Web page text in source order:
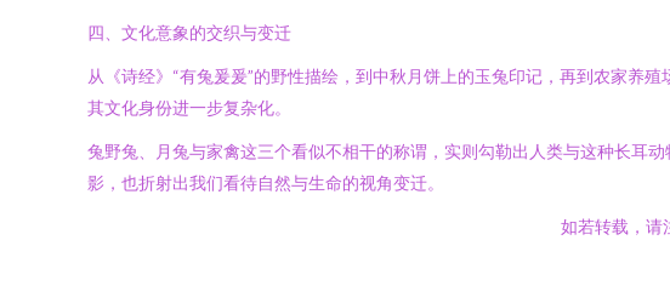
四、文化意象的交织与变迁
从《诗经》“有兔爰爰”的野性描绘，到中秋月饼上的玉兔印记，再到农家养
其文化身份进一步复杂化。
兔野兔、月兔与家禽这三个看似不相干的称谓，实则勾勒出人类与这种长耳
影，也折射出我们看待自然与生命的视角变迁。
如若转载，